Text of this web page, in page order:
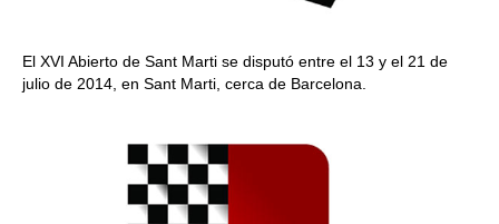
El XVI Abierto de Sant Marti se disputó entre el 13 y el 21 de
julio de 2014, en Sant Marti, cerca de Barcelona.